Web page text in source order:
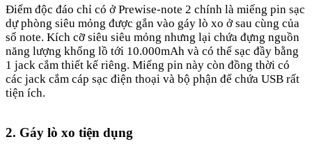
Điểm độc đáo chỉ có ở Prewise-note 2 chính là miếng pin sạc
dự phòng siêu mỏng được gắn vào gáy lò xo ở sau cùng của
sổ note. Kích cỡ siêu siêu mỏng nhưng lại chứa đựng nguồn
năng lượng khổng lồ tới 10.000mAh và có thể sạc đầy bằng
1 jack cắm thiết kế riêng. Miếng pin này còn đồng thời có
các jack cắm cáp sạc điện thoại và bộ phận để chứa USB rất
tiện ích.
2. Gáy lò xo tiện dụng